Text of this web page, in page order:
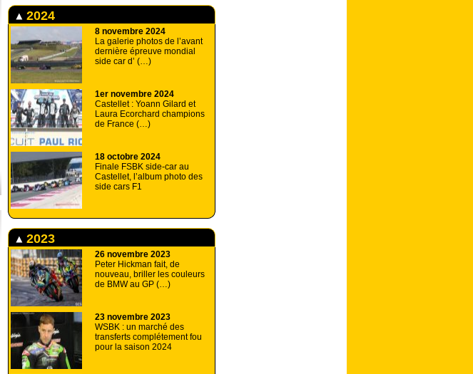
2024
8 novembre 2024
La galerie photos de l’avant
dernière épreuve mondial
side car d’ (…)
1er novembre 2024
Castellet : Yoann Gilard et
Laura Ecorchard champions
de France (…)
18 octobre 2024
Finale FSBK side-car au
Castellet, l’album photo des
side cars F1
2023
26 novembre 2023
Peter Hickman fait, de
nouveau, briller les couleurs
de BMW au GP (…)
23 novembre 2023
WSBK : un marché des
transferts complétement fou
pour la saison 2024